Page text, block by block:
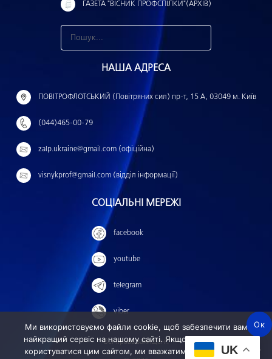
ГАЗЕТА "ВІСНИК ПРОФСПІЛКИ"(АРХІВ)
н
й
:
НАША АДРЕСА
ПОВІТРОФЛОТСЬКИЙ (Повітряних сил) пр-т, 15 А, 03049 м. Київ
(044)465-00-79
zalp.ukraine@gmail.com (офіційна)
visnykprof@gmail.com (відділ інформації)
СОЦІАЛЬНІ МЕРЕЖІ
facebook
youtube
telegram
viber
Всі права захищені.
UK
Ми використовуємо файли cookie, щоб забезпечити вам
найкращий сервіс на нашому сайті. Якщо ви продовжите
користуватися цим сайтом, ми вважатимемо, що ви ним
Ок